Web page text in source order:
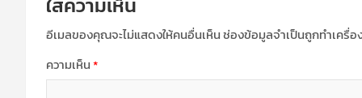
อีเมลของคุณจะไม่แสดงให้คนอื่นเห็นช่องข้อมูลจำเป็นถูกทำเครื่อ
ความเห็น*